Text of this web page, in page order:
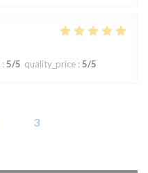
: 5/5 quality_price : 5/5
3